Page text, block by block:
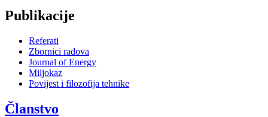
Publikacije
Referati
Zbornici radova
Journal of Energy
Miljokaz
Povijest i filozofija tehnike
Članstvo